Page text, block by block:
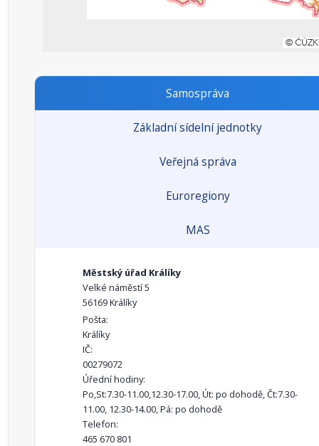
Samospráva
Základní sídelní jednotky
Veřejná správa
Euroregiony
MAS
Městský úřad Králíky
Velké náměstí 5
56169 Králíky
Pošta:
Králíky
IČ:
00279072
Úřední hodiny:
Po,St:7.30-11.00,12.30-17.00, Út: po dohodě, Čt:7.30-
11.00, 12.30-14.00, Pá: po dohodě
Telefon:
465 670 801